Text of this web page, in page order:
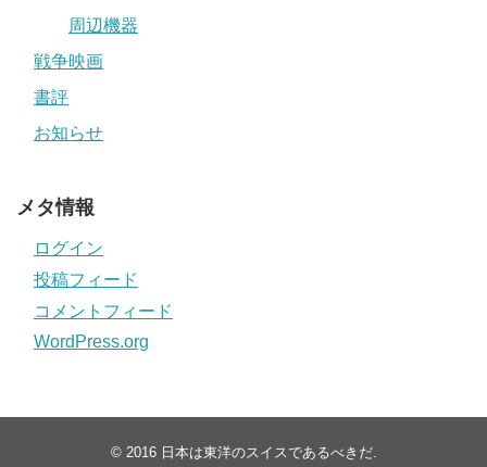
周辺機器
戦争映画
書評
お知らせ
メタ情報
ログイン
投稿フィード
コメントフィード
WordPress.org
© 2016 日本は東洋のスイスであるべきだ.